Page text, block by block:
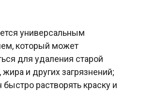
универсальным
который может
для удаления старой
жира и других загрязнений;
растворять краску и